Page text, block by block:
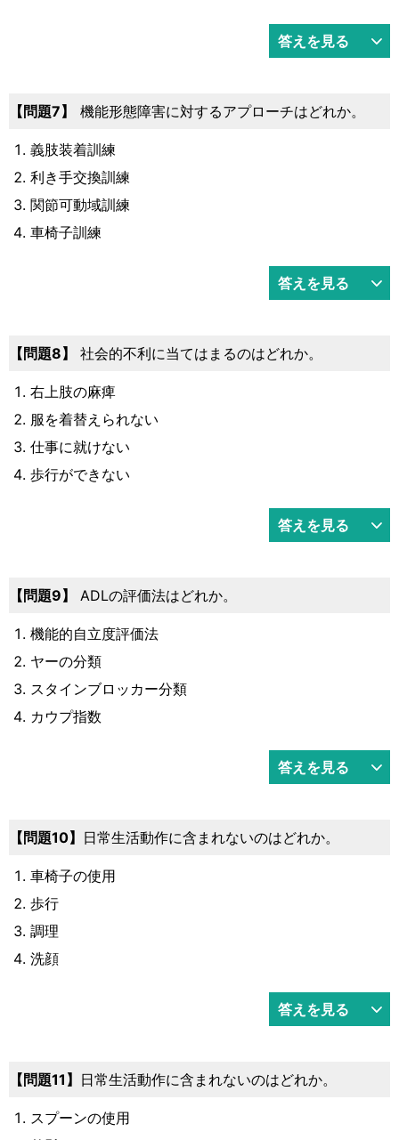
答えを見る
7 機能形態障害に対するアプローチはどれか。
義肢装着訓練
利き手交換訓練
関節可動域訓練
車椅子訓練
答えを見る
8 社会的不利に当てはまるのはどれか。
右上肢の麻痺
服を着替えられない
仕事に就けない
歩行ができない
答えを見る
9 ADLの評価法はどれか。
機能的自立度評価法
ヤーの分類
スタインブロッカー分類
カウプ指数
答えを見る
10 日常生活動作に含まれないのはどれか。
車椅子の使用
歩行
調理
洗顔
答えを見る
11 日常生活動作に含まれないのはどれか。
スプーンの使用